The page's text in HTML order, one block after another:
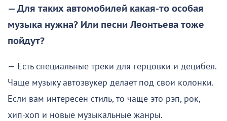
— Для таких автомобилей какая-то особая
музыка нужна? Или песни Леонтьева тоже
пойдут?
— Есть специальные треки для герцовки и децибел.
Чаще музыку автозвукер делает под свои колонки.
Если вам интересен стиль, то чаще это рэп, рок,
хип-хоп и новые музыкальные жанры.